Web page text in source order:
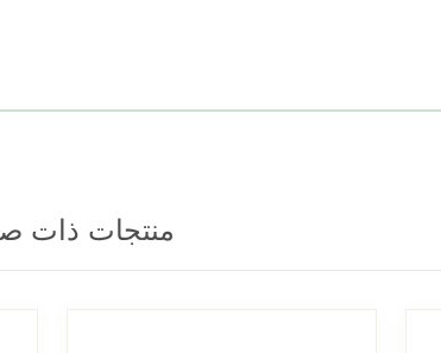
منتجات ذات